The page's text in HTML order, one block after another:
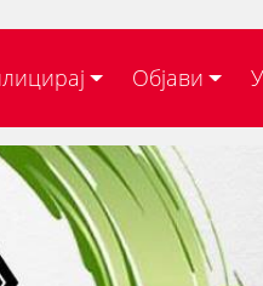
Објави